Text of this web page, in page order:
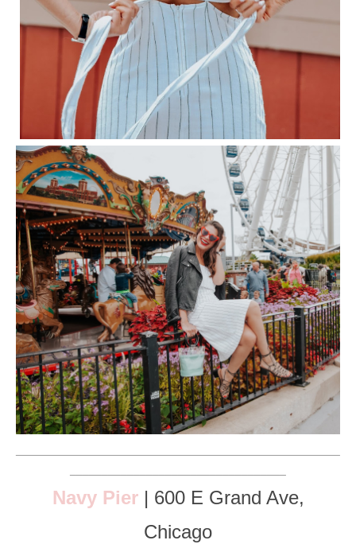
Navy Pier| 600 E Grand Ave,
Chicago